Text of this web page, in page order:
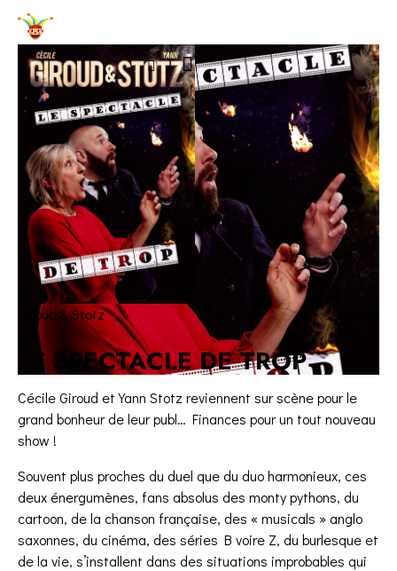
Giroud & Stotz
LE SPECTACLE DE TROP
Cécile Giroud et Yann Stotz reviennent sur scène pour le
grand bonheur de leur publ… Finances pour un tout nouveau
show !
Souvent plus proches du duel que du duo harmonieux, ces
deux énergumènes, fans absolus des monty pythons, du
cartoon, de la chanson française, des « musicals » anglo
saxonnes, du cinéma, des séries B voire Z, du burlesque et
de la vie, s’installent dans des situations improbables qui